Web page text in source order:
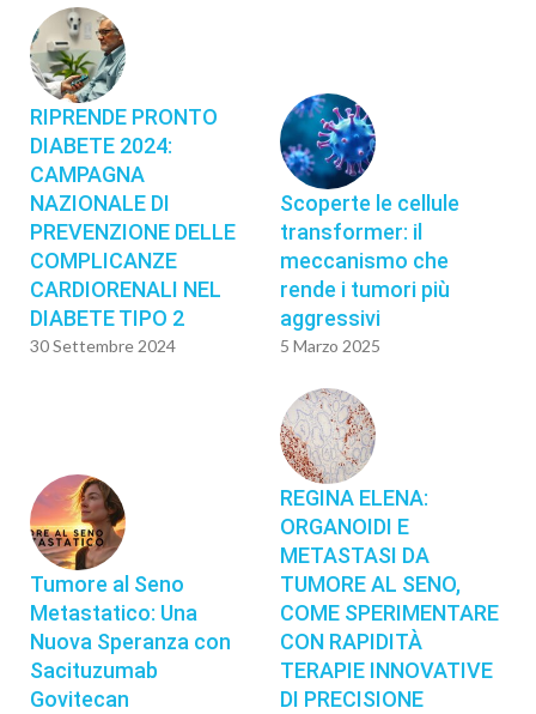
RIPRENDE PRONTO
DIABETE 2024:
CAMPAGNA
NAZIONALE DI
PREVENZIONE DELLE
COMPLICANZE
CARDIORENALI NEL
DIABETE TIPO 2
30 Settembre 2024
Scoperte le cellule
transformer: il
meccanismo che
rende i tumori più
aggressivi
5 Marzo 2025
Tumore al Seno
Metastatico: Una
Nuova Speranza con
Sacituzumab
Govitecan
REGINA ELENA:
ORGANOIDI E
METASTASI DA
TUMORE AL SENO,
COME SPERIMENTARE
CON RAPIDITÀ
TERAPIE INNOVATIVE
DI PRECISIONE